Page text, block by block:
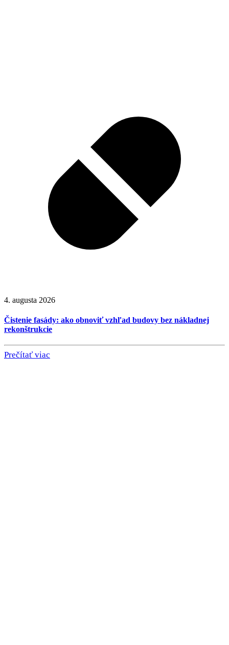
4. augusta 2026
Čistenie fasády: ako obnoviť vzhľad budovy bez nákladnej
rekonštrukcie
Prečítať viac